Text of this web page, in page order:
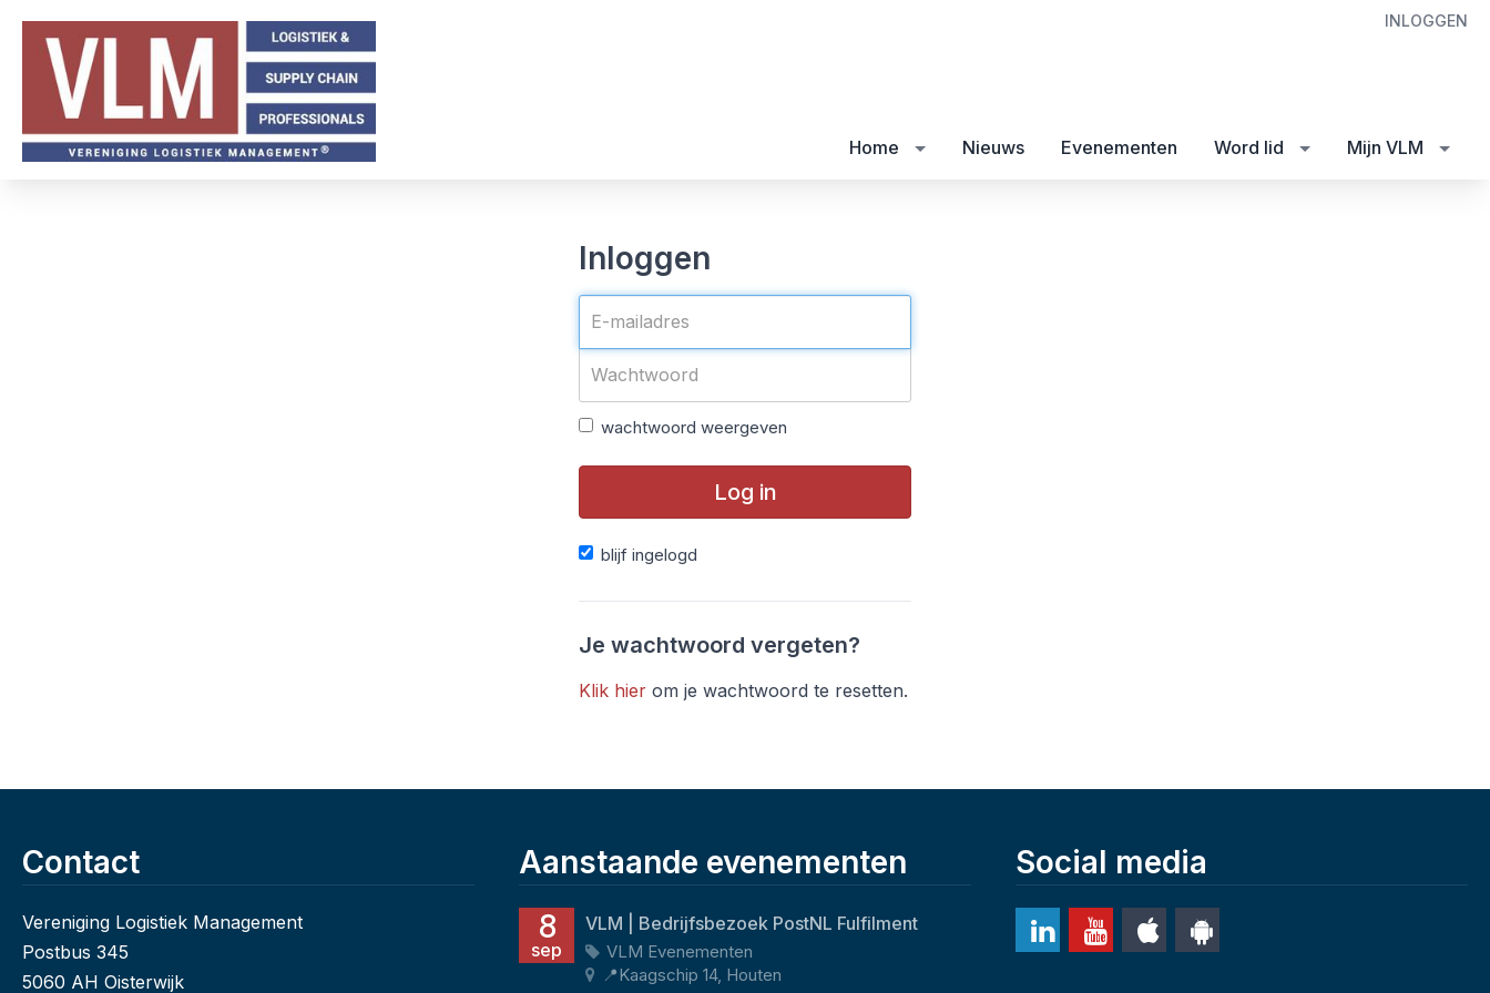
INLOGGEN
Home Nieuws Evenementen Word lid Mijn VLM
Inloggen
wachtwoord weergeven
Log in
blijf ingelogd
Je wachtwoord vergeten?
Klik hier om je wachtwoord te resetten.
Contact
Vereniging Logistiek Management
Postbus 345
5060 AH Oisterwijk
Aanstaande evenementen
8
sep
VLM | Bedrijfsbezoek PostNL Fulfilment
VLM Evenementen
📍Kaagschip 14, Houten
Social media